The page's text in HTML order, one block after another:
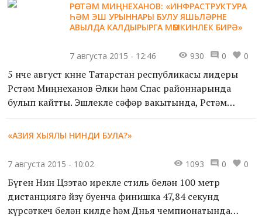
«Агыйдел», беренче чиратта, уку-укыту һәм һөнәри
РӨСТӘМ МИҢНЕХАНОВ: «ИНФРАСТРУКТУРА
ҺӘМ ЭШ УРЫННАРЫ БУЛУ ЯШЬЛӘРНЕ
АВЫЛДА КАЛДЫРЫРГА МӨМКИНЛЕК БИРӘ»
7 августа 2015 - 12:46 930 0 0
5 нче август көнне Татарстан республикасы лидеры
Рөстәм Миңнеханов Әлки һәм Спас районнарында
булып кайтты. Эшлекле сәфәр вакытында, Рөстәм
Республика президент...
«АЗИЯ ХЫЯЛЫ НИНДИ БУЛА?»
7 августа 2015 - 10:02 1093 0 0
Бүген Нин Цзэтао ирекле стиль белән 100 метр
дистанциягә йөзү буенча финишка 47,84 секунд
күрсәткеч белән килде һәм Дөнья чемпионатында